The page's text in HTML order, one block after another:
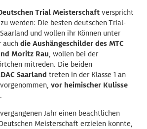
Trial Meisterschaft verspricht
werden: Die besten deutschen Trial-
und wollen ihr Können unter
auch die Aushängeschilder des MTC
Moritz Rau, wollen bei der
mitreden. Die beiden
Saarland treten in der Klasse 1 an
vor heimischer Kulisse
Jahr einen beachtlichen
Meisterschaft erzielen konnte,